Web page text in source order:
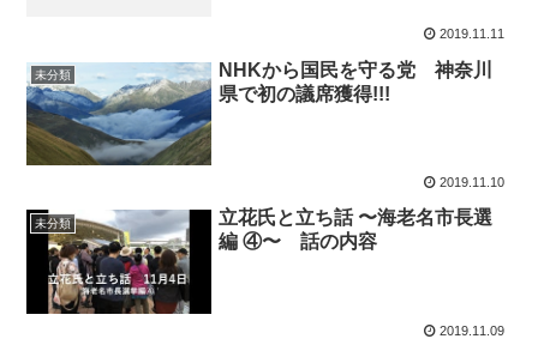
2019.11.11
未分類
NHKから国民を守る党 神奈川
県で初の議席獲得!!!
2019.11.10
未分類
立花氏と立ち話 〜海老名市長選
編 ④〜 話の内容
2019.11.09